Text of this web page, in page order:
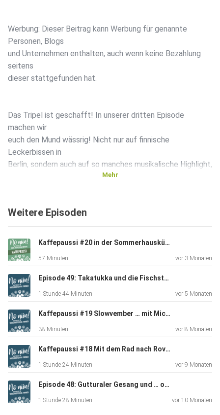
Werbung: Dieser Beitrag kann Werbung für genannte
Personen, Blogs
und Unternehmen enthalten, auch wenn keine Bezahlung
seitens
dieser stattgefunden hat.
Das Tripel ist geschafft! In unserer dritten Episode
machen wir
euch den Mund wässrig! Nicht nur auf finnische
Leckerbissen in
Berlin, sondern auch auf so manches musikalische Highlight,
Alltags und der finnischen Sprache…
[01:26] Kurz und knackig: Was war auf unseren Blogs los.
Musiktipp: Stone Blue Electric (nordlandfieber)
(finnweh)
[02:55] Interview mit Mari Lappi-Kaipio, Export Managerin
und
Mehr
Weitere Episoden
Kaffepaussi #20 in der Sommerhausküche mit Michaela von Mahtava.de
57 Minuten vor 3 Monaten
Episode 49: Takatukka und die Fischstäbchen
1 Stunde 44 Minuten vor 5 Monaten
Kaffepaussi #19 Slowvember … mit Michaela von mahtava.de
38 Minuten vor 8 Monaten
Kaffepaussi #18 Mit dem Rad nach Rovaniemi… mit Andrea (Community-Folge)
1 Stunde 24 Minuten vor 9 Monaten
Episode 48: Gutturaler Gesang und … oh, ein Eichhörnchen!
1 Stunde 28 Minuten vor 10 Monaten